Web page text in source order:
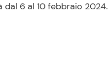
dal 6 al 10 febbraio 2024.